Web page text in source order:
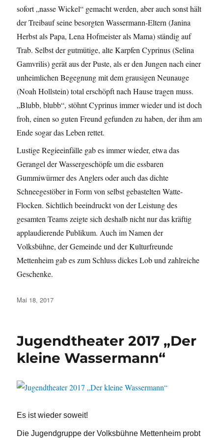
sofort „nasse Wickel“ gemacht werden, aber auch sonst hält
der Treibauf seine besorgten Wassermann-Eltern (Janina
Herbst als Papa, Lena Hofmeister als Mama) ständig auf
Trab. Selbst der gutmütige, alte Karpfen Cyprinus (Selina
Gamvrilis) gerät aus der Puste, als er den Jungen nach einer
unheimlichen Begegnung mit dem grausigen Neunauge
(Noah Hollstein) total erschöpft nach Hause tragen muss.
„Blubb, blubb“, stöhnt Cyprinus immer wieder und ist doch
froh, einen so guten Freund gefunden zu haben, der ihm am
Ende sogar das Leben rettet.
Lustige Regieeinfälle gab es immer wieder, etwa das
Gerangel der Wassergeschöpfe um die essbaren
Gummiwürmer des Anglers oder auch das dichte
Schneegestöber in Form von selbst gebastelten Watte-
Flocken. Sichtlich beeindruckt von der Leistung des
gesamten Teams zeigte sich deshalb nicht nur das kräftig
applaudierende Publikum. Auch im Namen der
Volksbühne, der Gemeinde und der Kulturfreunde
Mettenheim gab es zum Schluss dickes Lob und zahlreiche
Geschenke.
Veröffentlicht
Mai 18, 2017
Jugendtheater 2017 „Der
kleine Wassermann“
Es ist wieder soweit!
Die Jugendgruppe der Volksbühne Mettenheim probt